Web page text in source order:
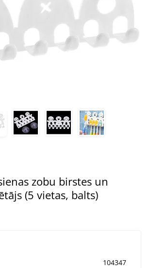
zobu birstes un
(5 vietas, balts)
104347